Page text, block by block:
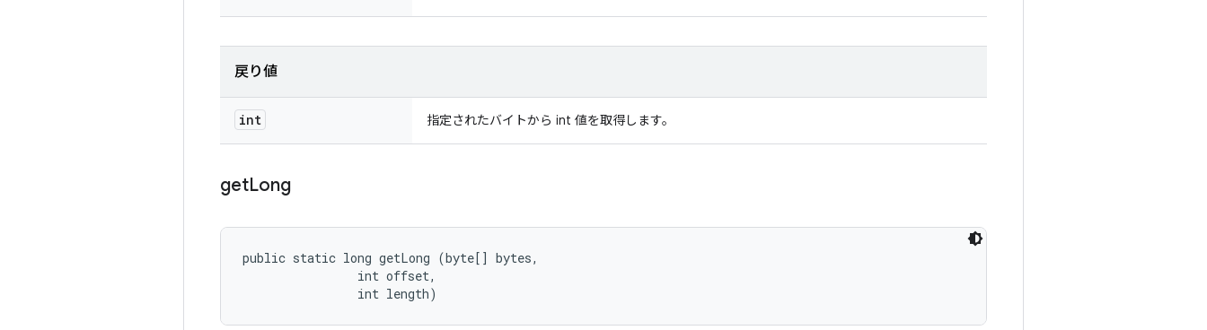
戻り値
int 指定されたバイトから int 値を取得します。
getLong
public static long getLong (byte[] bytes,
                int offset,
                int length)